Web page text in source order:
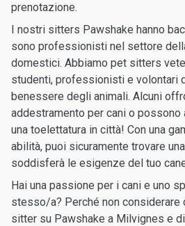
prenotazione.
I nostri sitters Pawshake hanno
sono professionisti nel settore
domestici. Abbiamo pet sitters
studenti, professionisti e volontari
benessere degli animali. Alcuni
addestramento per cani o possono
una toelettatura in città! Con una
abilità, puoi sicuramente trovare
soddisferà le esigenze del tuo
Hai una passione per i cani e uno
stesso/a? Perché non
sitter su Pawshake a Milvignes e